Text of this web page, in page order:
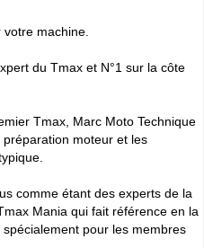
machine.
du Tmax et N°1 sur la côte
Tmax, Marc Moto Technique
moteur et les
comme étant des experts de la
Mania qui fait référence en la
pour les membres